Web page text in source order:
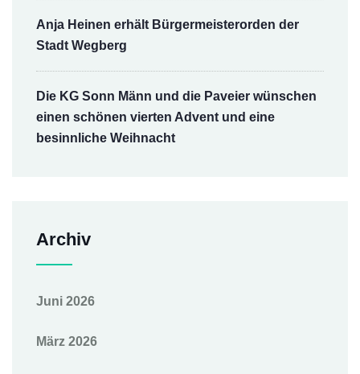
Anja Heinen erhält Bürgermeisterorden der
Stadt Wegberg
Die KG Sonn Männ und die Paveier wünschen
einen schönen vierten Advent und eine
besinnliche Weihnacht
Archiv
Juni 2026
März 2026